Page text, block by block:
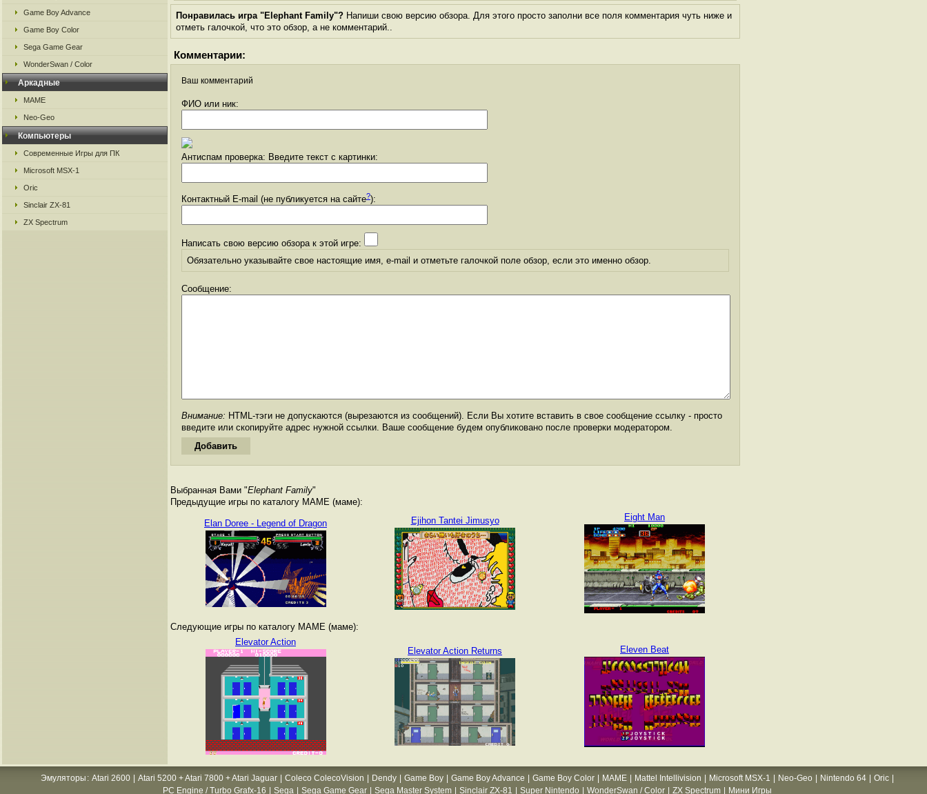
Game Boy Advance
Game Boy Color
Sega Game Gear
WonderSwan / Color
Аркадные
MAME
Neo-Geo
Компьютеры
Современные Игры для ПК
Microsoft MSX-1
Oric
Sinclair ZX-81
ZX Spectrum
Понравилась игра "Elephant Family"? Напиши свою версию обзора. Для этого просто заполни все поля комментария чуть ниже и
отметь галочкой, что это обзор, а не комментарий..
Комментарии:
Ваш комментарий
ФИО или ник:
Антиспам проверка: Введите текст с картинки:
Контактный E-mail (не публикуется на сайте?):
Написать свою версию обзора к этой игре:
Обязательно указывайте свое настоящие имя, e-mail и отметьте галочкой поле обзор, если это именно обзор.
Сообщение:
Внимание: HTML-тэги не допускаются (вырезаются из сообщений). Если Вы хотите вставить в свое сообщение ссылку - просто
введите или скопируйте адрес нужной ссылки. Ваше сообщение будем опубликовано после проверки модератором.
Выбранная Вами "Elephant Family"
Предыдущие игры по каталогу MAME (маме):
Elan Doree - Legend of Dragon Ejihon Tantei Jimusyo Eight Man
Следующие игры по каталогу MAME (маме):
Elevator Action
Elevator Action Returns
Eleven Beat
Эмуляторы : Atari 2600 Atari 5200 + Atari 7800 + Atari Jaguar Coleco ColecoVision Dendy Game Boy Game Boy Advance Game Boy Color MAME Mattel Intellivision Microsoft MSX-1 Neo-Geo Nintendo 64 Oric
PC Engine / Turbo Grafx-16
Sega Sega Game Gear Sega Master System Sinclair ZX-81 Super Nintendo WonderSwan / Color ZX Spectrum Мини Игры